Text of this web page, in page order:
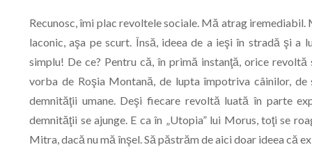
Recunosc, îmi plac revoltele sociale. Mă atrag
laconic, aşa pe scurt. Însă, ideea de a ieşi în stradă şi
simplu! De ce? Pentru că, în primă instanţă, orice
vorba de Roşia Montană, de lupta împotriva câinilor,
demnităţii umane. Deşi fiecare revoltă luată în parte
demnităţii se ajunge. E ca în „Utopia” lui Morus, toţi se
Mitra, dacă nu mă înşel. Să păstrăm de aici doar ideea că